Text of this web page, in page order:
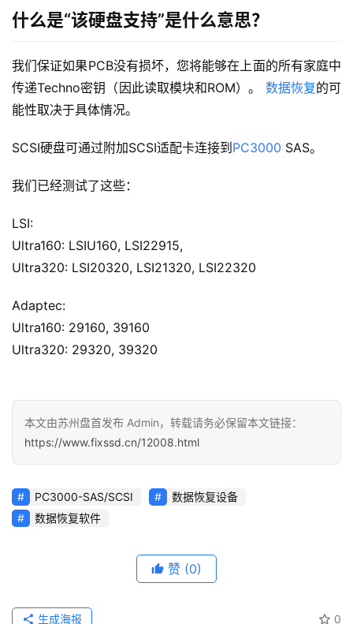
什么是“该硬盘支持”是什么意思？
我们保证如果PCB没有损坏，您将能够在上面的所有家庭中
传递Techno密钥（因此读取模块和ROM）。 数据恢复的可
能性取决于具体情况。
SCSI硬盘可通过附加SCSI适配卡连接到PC3000 SAS。
我们已经测试了这些：
LSI:
Ultra160: LSIU160, LSI22915,
Ultra320: LSI20320, LSI21320, LSI22320
Adaptec:
Ultra160: 29160, 39160
Ultra320: 29320, 39320
本文由苏州盘首发布 Admin，转载请务必保留本文链接：
https://www.fixssd.cn/12008.html
PC3000-SAS/SCSI
数据恢复设备
数据恢复软件
赞 (0)
0
生成海报